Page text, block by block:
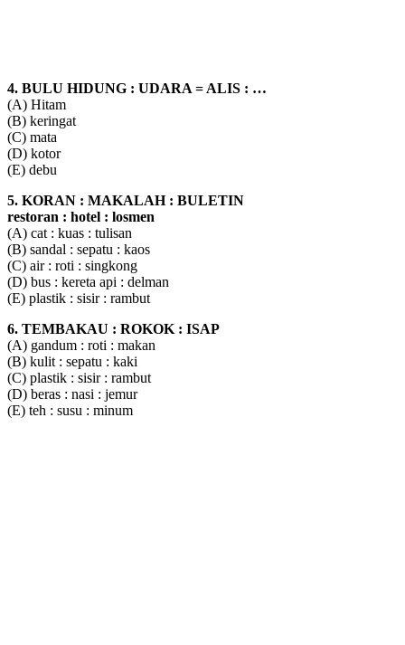
4. BULU HIDUNG : UDARA = ALIS : …
(A) Hitam
(B) keringat
(C) mata
(D) kotor
(E) debu
5. KORAN : MAKALAH : BULETIN
restoran : hotel : losmen
(A) cat : kuas : tulisan
(B) sandal : sepatu : kaos
(C) air : roti : singkong
(D) bus : kereta api : delman
(E) plastik : sisir : rambut
6. TEMBAKAU : ROKOK : ISAP
(A) gandum : roti : makan
(B) kulit : sepatu : kaki
(C) plastik : sisir : rambut
(D) beras : nasi : jemur
(E) teh : susu : minum